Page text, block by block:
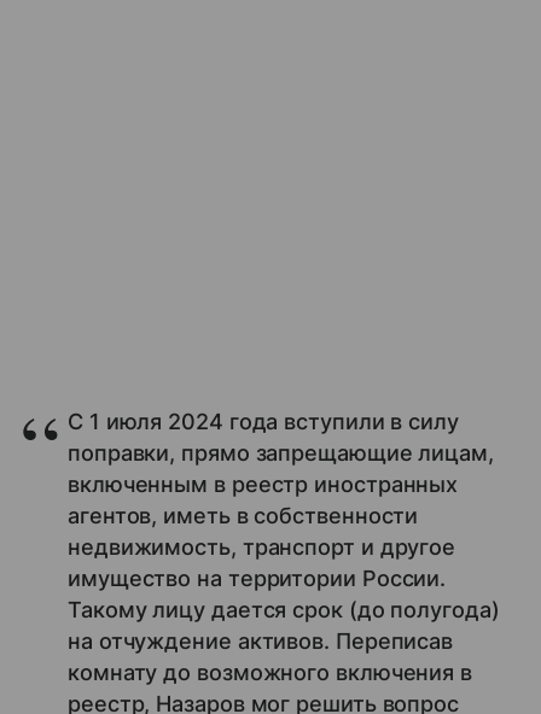
С 1 июля 2024 года вступили в силу
поправки, прямо запрещающие лицам,
включенным в реестр иностранных
агентов, иметь в собственности
недвижимость, транспорт и другое
имущество на территории России.
Такому лицу дается срок (до полугода)
на отчуждение активов. Переписав
комнату до возможного включения в
реестр, Назаров мог решить вопрос